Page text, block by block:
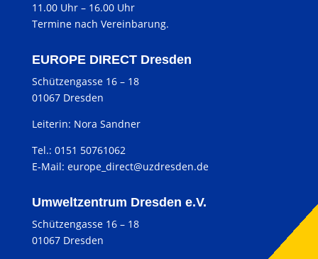
11.00 Uhr –16.00 Uhr
Termine nach Vereinbarung.
EUROPE DIRECT Dresden
Schützengasse 16 – 18
01067 Dresden
Leiterin: Nora Sandner
Tel.: 0151 50761062
E-Mail: europe_direct@uzdresden.de
Umweltzentrum Dresden e.V.
Schützengasse 16 – 18
01067 Dresden